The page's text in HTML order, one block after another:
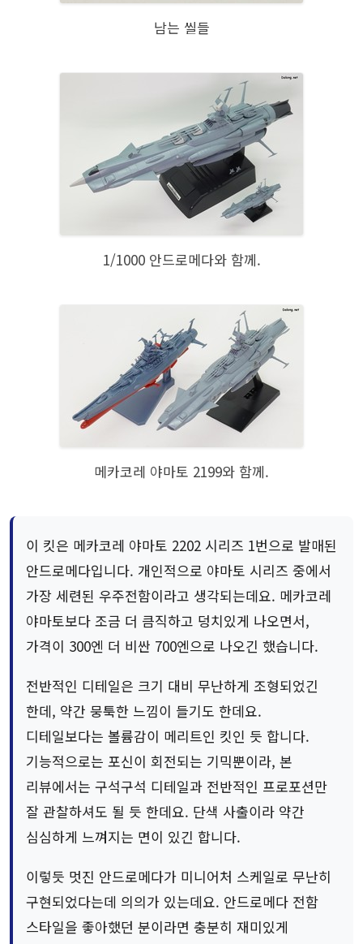
남는 씰들
1/1000 안드로메다와 함께.
메카코레 야마토 2199와 함께.
이 킷은 메카코레 야마토 2202 시리즈 1번으로 발매된
안드로메다입니다. 개인적으로 야마토 시리즈 중에서
가장 세련된 우주전함이라고 생각되는데요. 메카코레
야마토보다 조금 더 큼직하고 덩치있게 나오면서,
가격이 300엔 더 비싼 700엔으로 나오긴 했습니다.
전반적인 디테일은 크기 대비 무난하게 조형되었긴
한데, 약간 뭉툭한 느낌이 들기도 한데요.
디테일보다는 볼륨감이 메리트인 킷인 듯 합니다.
기능적으로는 포신이 회전되는 기믹뿐이라, 본
리뷰에서는 구석구석 디테일과 전반적인 프로포션만
잘 관찰하셔도 될 듯 한데요. 단색 사출이라 약간
심심하게 느껴지는 면이 있긴 합니다.
이렇듯 멋진 안드로메다가 미니어처 스케일로 무난히
구현되었다는데 의의가 있는데요. 안드로메다 전함
스타일을 좋아했던 분이라면 충분히 재미있게